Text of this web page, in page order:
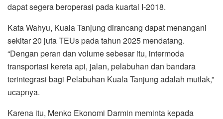
dapat segera beroperasi pada kuartal I-2018.
Kata Wahyu, Kuala Tanjung dirancang dapat menangani
sekitar 20 juta TEUs pada tahun 2025 mendatang.
“Dengan peran dan volume sebesar itu, intermoda
transportasi kereta api, jalan, pelabuhan dan bandara
terintegrasi bagi Pelabuhan Kuala Tanjung adalah mutlak,”
ucapnya.
Karena itu, Menko Ekonomi Darmin meminta kepada